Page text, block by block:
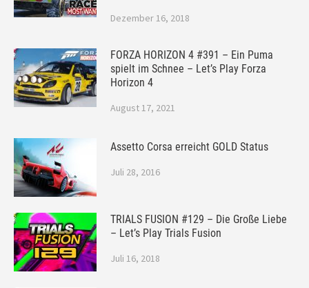
Dezember 16, 2018
FORZA HORIZON 4 #391 – Ein Puma
spielt im Schnee – Let’s Play Forza
Horizon 4
August 17, 2021
Assetto Corsa erreicht GOLD Status
Juli 28, 2016
TRIALS FUSION #129 – Die Große Liebe
– Let’s Play Trials Fusion
Juli 16, 2018